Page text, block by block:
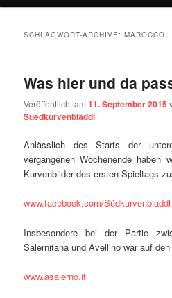
SCHLAGWORT-ARCHIVE:MAROCCO
Was hier und da
Veröffentlicht am11. September 2015
Suedkurvenbladdl
Anlässlich des Starts der
vergangenen Wochenende haben
Kurvenbilder des ersten Spieltags
www.facebook.com/
Insbesondere bei der Partie
Salernitana und Avellino war auf
www.asalerno.it